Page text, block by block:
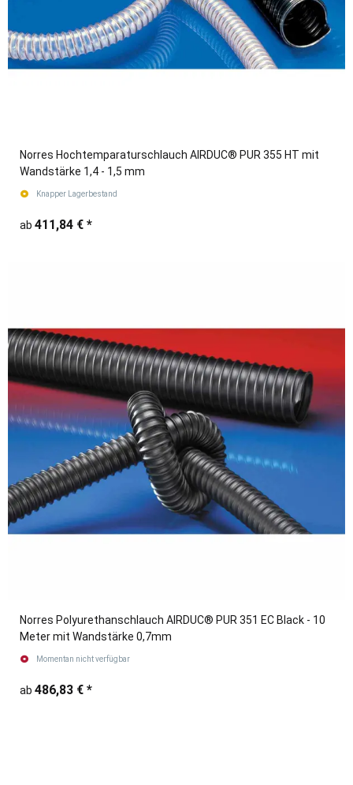
Norres Hochtemparaturschlauch AIRDUC® PUR 355 HT mit
Wandstärke 1,4 - 1,5 mm
Knapper Lagerbestand
ab 411,84 € *
Norres Polyurethanschlauch AIRDUC® PUR 351 EC Black - 10
Meter mit Wandstärke 0,7mm
Momentan nicht verfügbar
ab 486,83 € *